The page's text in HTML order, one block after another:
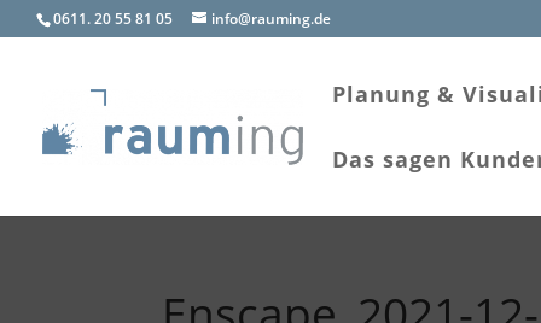
0611. 20 55 81 05 info@rauming.de
Planung &
Das sagen